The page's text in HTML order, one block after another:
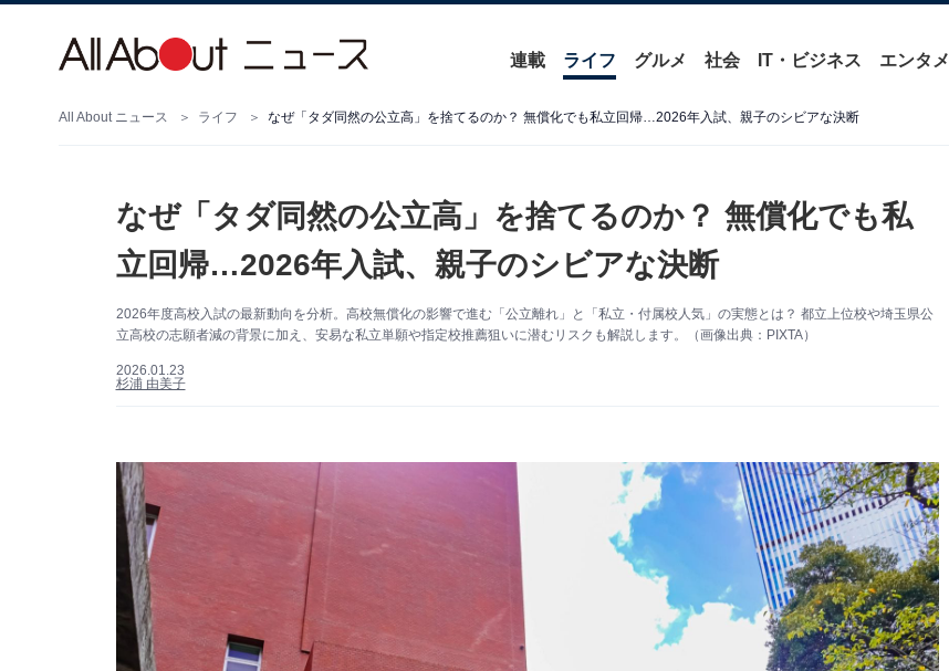
連載 ライフ グルメ 社会 IT・ビジネス エンタメ
All About ニュース ライフ なぜ「タダ同然の公立高」を捨てるのか？ 無償化でも私立回帰…2026年入試、親子のシビアな決断
なぜ「タダ同然の公立高」を捨てるのか？ 無償化でも私
立回帰…2026年入試、親子のシビアな決断
2026年度高校入試の最新動向を分析。高校無償化の影響で進む「公立離れ」と「私立・付属校人気」の実態とは？ 都立上位校や埼玉県公
立高校の志願者減の背景に加え、安易な私立単願や指定校推薦狙いに潜むリスクも解説します。（画像出典：PIXTA）
2026.01.23
杉浦 由美子